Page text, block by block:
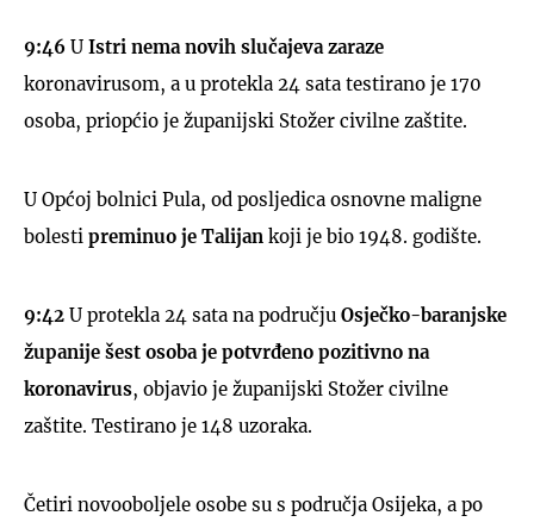
9:46 U Istri nema novih slučajeva zaraze
koronavirusom, a u protekla 24 sata testirano je 170
osoba, priopćio je županijski Stožer civilne zaštite.
U Općoj bolnici Pula, od posljedica osnovne maligne
bolesti preminuo je Talijan koji je bio 1948. godište.
9:42 U protekla 24 sata na području Osječko-baranjske
županije šest osoba je potvrđeno pozitivno na
koronavirus, objavio je županijski Stožer civilne
zaštite. Testirano je 148 uzoraka.
Četiri novooboljele osobe su s područja Osijeka, a po